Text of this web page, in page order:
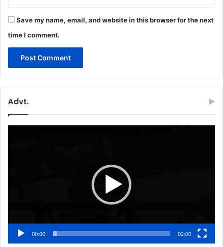
Save my name, email, and website in this browser for the next
time I comment.
Advt.
00:00 02:00